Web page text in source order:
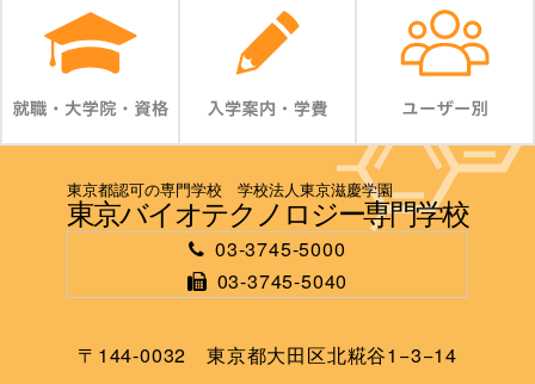
東京都認可の専門学校 学校法人東京滋慶学園
東京バイオテクノロジー専門学校
03-3745-5000
03-3745-5040
〒144-0032 東京都大田区北糀谷1−3−14